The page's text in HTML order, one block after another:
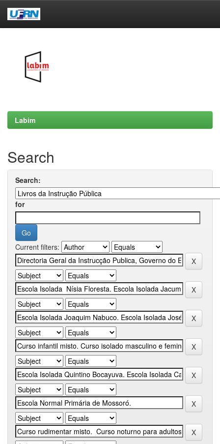
Labim
Search
Search:
for
Current filters: